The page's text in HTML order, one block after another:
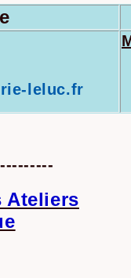
leluc.fr
Ateliers